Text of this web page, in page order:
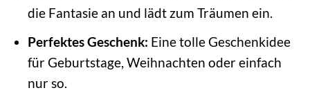
die Fantasie an und lädt zum Träumen ein.
Perfektes Geschenk: Eine tolle Geschenkidee
für Geburtstage, Weihnachten oder einfach
nur so.